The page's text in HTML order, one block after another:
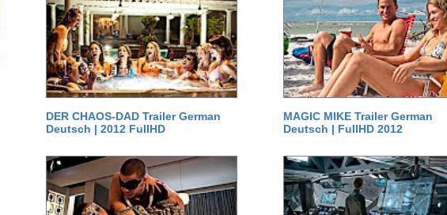
DER CHAOS-DAD Trailer German
Deutsch | 2012 FullHD
MAGIC MIKE Trailer German
Deutsch | FullHD 2012